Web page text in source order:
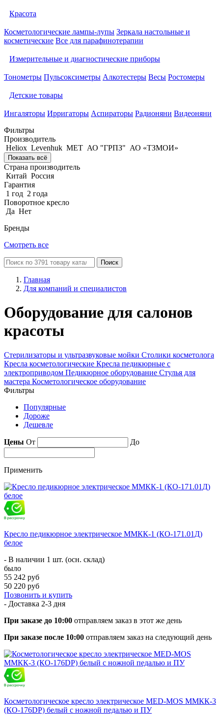
Красота
Косметологические лампы-лупы Зеркала настольные и
косметические Все для парафинотерапии
Измерительные и диагностические приборы
Тонометры Пульсоксиметры Алкотестеры Весы Ростомеры
Детские товары
Ингаляторы Ирригаторы Аспираторы Радионяни Видеоняни
Фильтры
Производитель
Heliox Levenhuk MET АО "ГРПЗ" АО «ТЗМОИ»
Показать всё
Страна производитель
Китай Россия
Гарантия
1 год 2 года
Поворотное кресло
Да Нет
Бренды
Смотреть все
Поиск
Главная
Для компаний и специалистов
Оборудование для салонов
красоты
Стерилизаторы и ультразвуковые мойки Столики косметолога
Кресла косметологические Кресла педикюрные с
электроприводом Педикюрное оборудование Стулья для
мастера Косметологическое оборудование
Фильтры
Популярные
Дороже
Дешевле
Цены От До
Применить
Кресло педикюрное электрическое ММКК-1 (КО-171.01Д)
белое
- В наличии 1 шт. (осн. склад)
было
55 242 руб
50 220 руб
Позвонить и купить
- Доставка 2-3 дня
При заказе до 10:00 отправляем заказ в этот же день
При заказе после 10:00 отправляем заказ на следующий день
Косметологическое кресло электрическое MED-MOS ММКК-3
(КО-176DP) белый с ножной педалью и ПУ